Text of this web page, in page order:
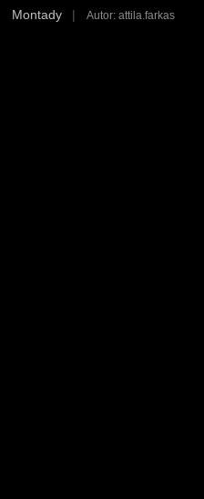
Montady | Autor: attila.farkas